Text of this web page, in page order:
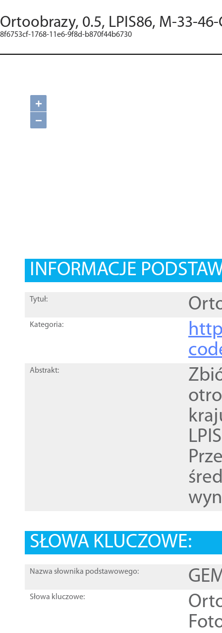
Ortoobrazy, 0.5, LPIS86, M-33-
8f6753cf-1768-11e6-9f8d-b870f44b6730
+
−
INFORMACJE
Tytuł:
Kategoria:
Abstrakt:
SŁOWA KLUCZOWE:
Nazwa słownika podstawowego:
Słowa kluczowe: